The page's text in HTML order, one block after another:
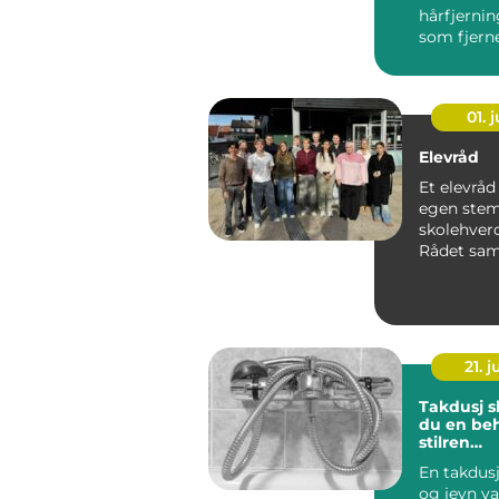
som
01.
Elevråd
Et
egen
Rådet
21.
Takdusj slik skaper
du en
stilren
En
og jevn